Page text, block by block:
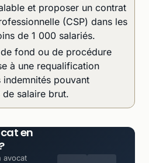
et proposer un contrat
(CSP) dans les
de 1 000 salariés.
fond ou de procédure
à une requalification
pouvant
salaire brut.
en
avocat